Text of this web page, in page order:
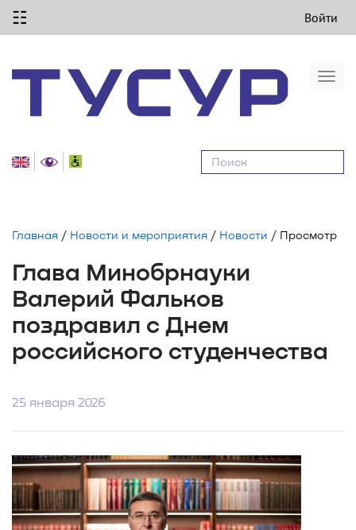
☷ Войти
Главная / Новости и мероприятия / Новости / Просмотр
Глава Минобрнауки
Валерий Фальков
поздравил с Днем
российского студенчества
25 января 2026